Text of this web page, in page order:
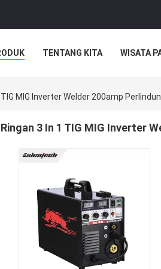
TENTANG KITA WISATA
MIG Inverter Welder 200amp
Ringan 3 In 1 TIG MIG Inverter